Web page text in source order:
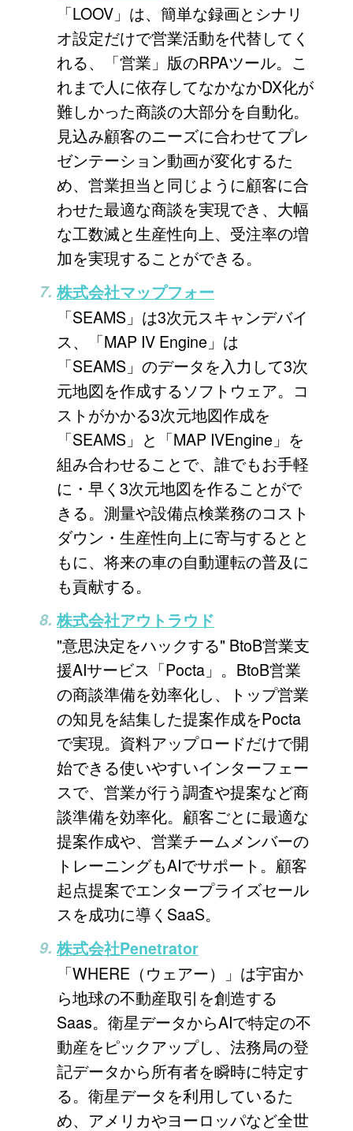
「LOOV」は、簡単な録画とシナリ
オ設定だけで営業活動を代替してく
れる、「営業」版のRPAツール。こ
れまで人に依存してなかなかDX化が
難しかった商談の大部分を自動化。
見込み顧客のニーズに合わせてプレ
ゼンテーション動画が変化するた
め、営業担当と同じように顧客に合
わせた最適な商談を実現でき、大幅
な工数滅と生産性向上、受注率の増
加を実現することができる。
株式会社マップフォー
「SEAMS」は3次元スキャンデバイ
ス、「MAP IV Engine」は
「SEAMS」のデータを入力して3次
元地図を作成するソフトウェア。コ
ストがかかる3次元地図作成を
「SEAMS」と「MAP IVEngine」を
組み合わせることで、誰でもお手軽
に・早く3次元地図を作ることがで
きる。測量や設備点検業務のコスト
ダウン・生産性向上に寄与するとと
もに、将来の車の自動運転の普及に
も貢献する。
株式会社アウトラウド
"意思決定をハックする" BtoB営業支
援AIサービス「Pocta」。BtoB営業
の商談準備を効率化し、トップ営業
の知見を結集した提案作成をPocta
で実現。資料アップロードだけで開
始できる使いやすいインターフェー
スで、営業が行う調査や提案など商
談準備を効率化。顧客ごとに最適な
提案作成や、営業チームメンバーの
トレーニングもAIでサポート。顧客
起点提案でエンタープライズセール
スを成功に導くSaaS。
株式会社Penetrator
「WHERE（ウェアー）」は宇宙か
ら地球の不動産取引を創造する
Saas。衛星データからAIで特定の不
動産をピックアップし、法務局の登
記データから所有者を瞬時に特定す
る。衛星データを利用しているた
め、アメリカやヨーロッパなど全世